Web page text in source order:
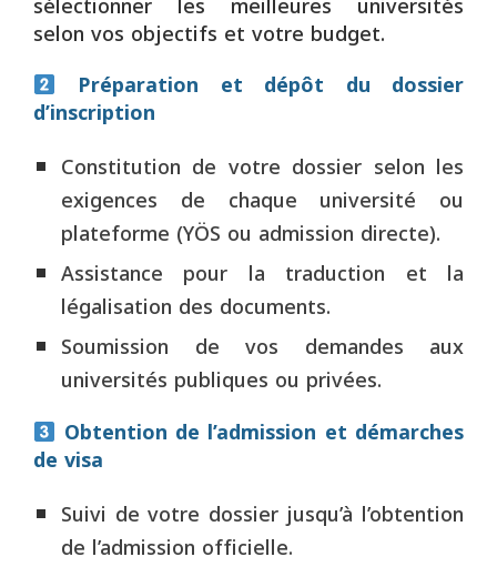
selon vos objectifs et votre budget.
Préparation et dépôt du dossier
d’inscription
Constitution de votre dossier selon les
exigences de chaque université ou
plateforme (YÖS ou admission directe).
Assistance pour la traduction et la
légalisation des documents.
Soumission de vos demandes aux
universités publiques ou privées.
Obtention de l’admission et démarches
de visa
Suivi de votre dossier jusqu’à l’obtention
de l’admission officielle.